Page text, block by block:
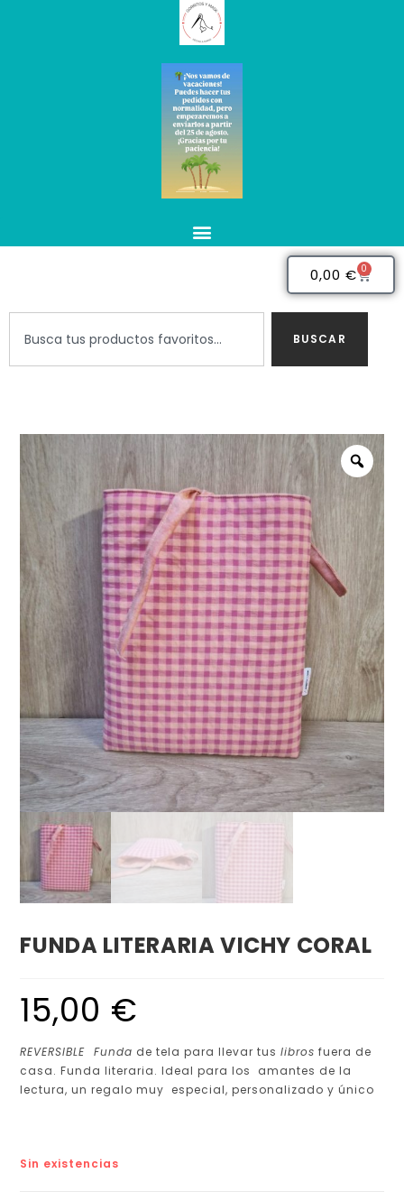
0,00 € 0
BUSCAR
FUNDA LITERARIA VICHY CORAL
15,00 €
REVERSIBLE Funda de tela para llevar tuslibros fuera de
casa. Funda literaria. Ideal para los amantes de la
lectura, un regalo muy especial, personalizado y único
Sin existencias